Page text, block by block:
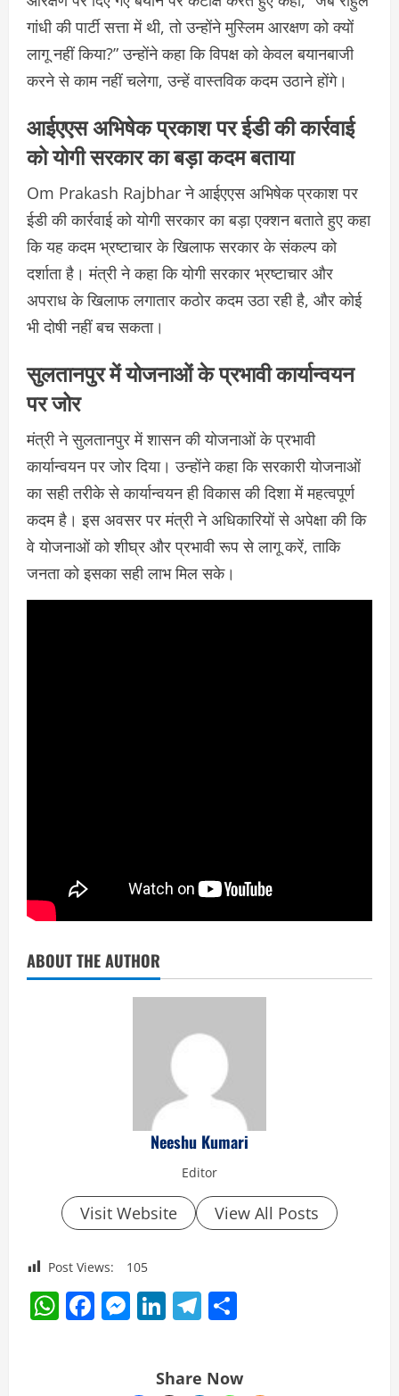
गांधी की पार्टी सत्ता में थी, तो उन्होंने मुस्लिम आरक्षण को क्यों
लागू नहीं किया?” उन्होंने कहा कि विपक्ष को केवल बयानबाजी
करने से काम नहीं चलेगा, उन्हें वास्तविक कदम उठाने होंगे।
आईएएस अभिषेक प्रकाश पर ईडी की कार्रवाई
को योगी सरकार का बड़ा कदम बताया
Om Prakash Rajbhar ने आईएएस अभिषेक प्रकाश पर
ईडी की कार्रवाई को योगी सरकार का बड़ा एक्शन बताते हुए कहा
कि यह कदम भ्रष्टाचार के खिलाफ सरकार के संकल्प को
दर्शाता है। मंत्री ने कहा कि योगी सरकार भ्रष्टाचार और
अपराध के खिलाफ लगातार कठोर कदम उठा रही है, और कोई
भी दोषी नहीं बच सकता।
सुलतानपुर में योजनाओं के प्रभावी कार्यान्वयन
पर जोर
मंत्री ने सुलतानपुर में शासन की योजनाओं के प्रभावी
कार्यान्वयन पर जोर दिया। उन्होंने कहा कि सरकारी योजनाओं
का सही तरीके से कार्यान्वयन ही विकास की दिशा में महत्वपूर्ण
कदम है। इस अवसर पर मंत्री ने अधिकारियों से अपेक्षा की कि
वे योजनाओं को शीघ्र और प्रभावी रूप से लागू करें, ताकि
जनता को इसका सही लाभ मिल सके।
ABOUT THE AUTHOR
Neeshu Kumari
Editor
Visit Website View All Posts
Post Views: 105
WhatsApp
Facebook
Messenger
LinkedIn
Telegram
Share Now